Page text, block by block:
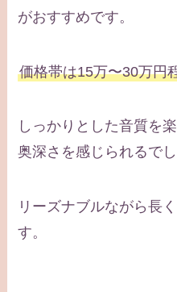
がおすすめです。
価格帯は15万〜30万円
しっかりとした音質を
奥深さを感じられるでし
リーズナブルながら長
す。